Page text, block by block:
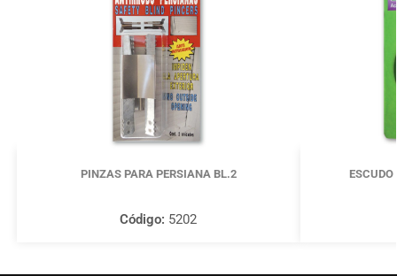
PINZAS PARA PERSIANA BL.2
Código: 5202